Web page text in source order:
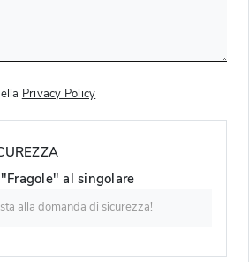
Privacy Policy
al singolare